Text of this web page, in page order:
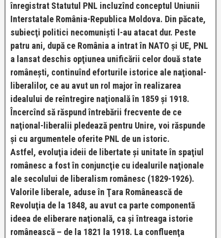
înregistrat Statutul PNL incluzînd conceptul Uniunii
Interstatale România-Republica Moldova. Din păcate,
subiecţi politici necomunişti l-au atacat dur. Peste
patru ani, după ce România a intrat în NATO şi UE, PNL
a lansat deschis opţiunea unificării celor două state
româneşti, continuînd eforturile istorice ale naţional-
liberalilor, ce au avut un rol major în realizarea
idealului de reîntregire naţională în 1859 şi 1918.
Încercînd să răspund întrebării frecvente de ce
naţional-liberalii pledează pentru Unire, voi răspunde
şi cu argumentele oferite PNL de un istoric.
Astfel, evoluţia ideii de libertate şi unitate în spaţiul
românesc a fost în conjuncţie cu idealurile naţionale
ale secolului de liberalism românesc (1829-1926).
Valorile liberale, aduse în Ţara Românească de
Revoluţia de la 1848, au avut ca parte componentă
ideea de eliberare naţională, ca şi întreaga istorie
românească – de la 1821 la 1918. La confluenţa